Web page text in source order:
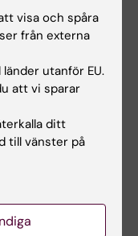
kan
att den
förrän
Global
formativa test
visa och spåra
från externa
utanför EU.
att vi sparar
ditt
till vänster på